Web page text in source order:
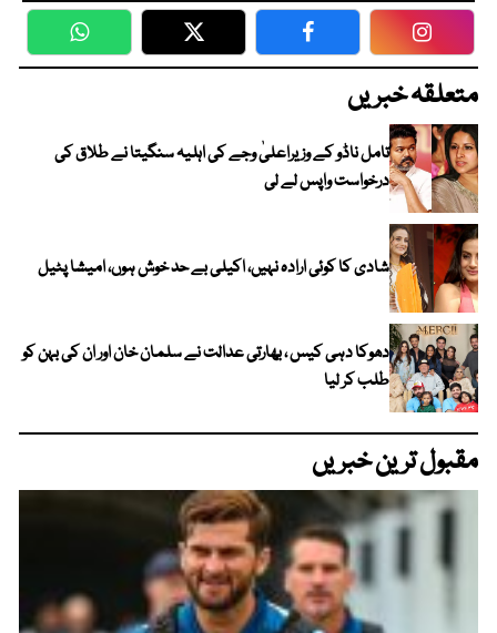
WhatsApp Twitter Facebook
متعلقہ خبریں
تامل ناڈو کے وزیراعلیٰ وجے کی اہلیہ سنگیتا نے طلاق کی
درخواست واپس لے لی
شادی کا کوئی ارادہ نہیں، اکیلی بے حد خوش ہوں، امیشا پٹیل
دھوکا دہی کیس ، بھارتی عدالت نے سلمان خان اور ان کی بہن کو
طلب کر لیا
مقبول ترین خبریں